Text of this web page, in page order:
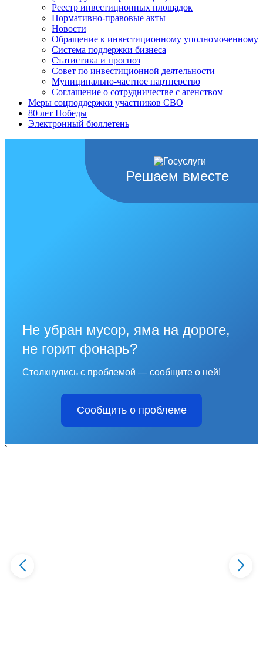
Реестр инвестиционных площадок
Нормативно-правовые акты
Новости
Обращение к инвестиционному уполномоченному
Система поддержки бизнеса
Статистика и прогноз
Совет по инвестиционной деятельности
Муниципально-частное партнерство
Соглашение о сотрудничестве с агенством
Меры соцподдержки участников СВО
80 лет Победы
Электронный бюллетень
Решаем вместе
Не убран мусор, яма на дороге,
не горит фонарь?
Столкнулись с проблемой — сообщите о ней!
Сообщить о проблеме
`